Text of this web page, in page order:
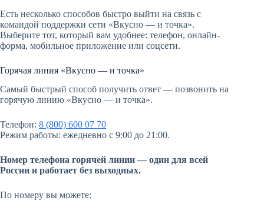
Есть несколько способов быстро выйти на связь с
командой поддержки сети «Вкусно — и точка».
Выберите тот, который вам удобнее: телефон, онлайн-
форма, мобильное приложение или соцсети.
Горячая линия «Вкусно — и точка»
Самый быстрый способ получить ответ — позвонить на
горячую линию «Вкусно — и точка».
Телефон: 8 (800) 600 07 70
Режим работы: ежедневно с 9:00 до 21:00.
Номер телефона горячей линии — один для всей
России и работает без выходных.
По номеру вы можете: